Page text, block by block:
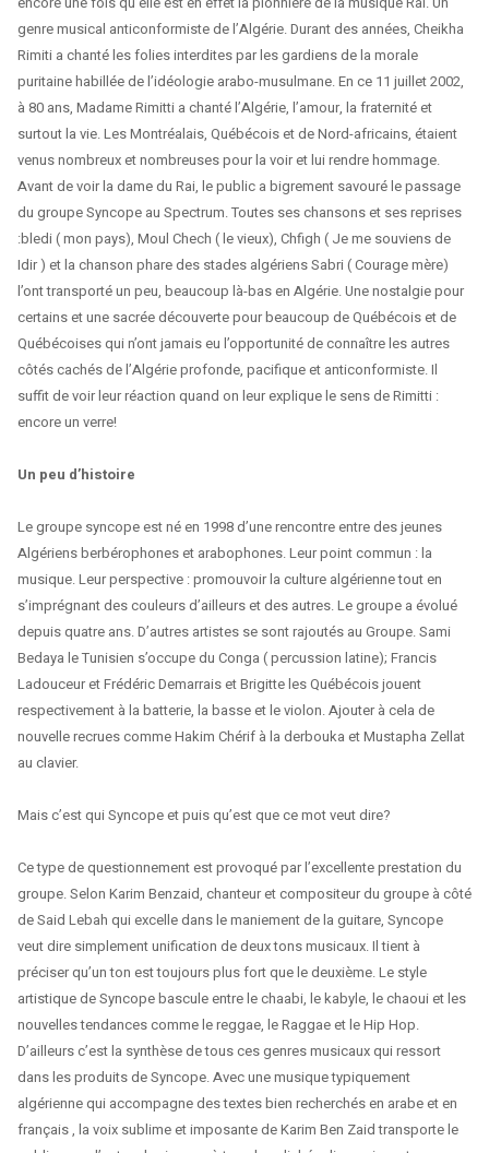
genre musical anticonformiste de l’Algérie. Durant des années, Cheikha
Rimiti a chanté les folies interdites par les gardiens de la morale
puritaine habillée de l’idéologie arabo-musulmane. En ce 11 juillet 2002,
à 80 ans, Madame Rimitti a chanté l’Algérie, l’amour, la fraternité et
surtout la vie. Les Montréalais, Québécois et de Nord-africains, étaient
venus nombreux et nombreuses pour la voir et lui rendre hommage.
Avant de voir la dame du Rai, le public a bigrement savouré le passage
du groupe Syncope au Spectrum. Toutes ses chansons et ses reprises
:bledi ( mon pays), Moul Chech ( le vieux), Chfigh ( Je me souviens de
Idir ) et la chanson phare des stades algériens Sabri ( Courage mère)
l’ont transporté un peu, beaucoup là-bas en Algérie. Une nostalgie pour
certains et une sacrée découverte pour beaucoup de Québécois et de
Québécoises qui n’ont jamais eu l’opportunité de connaître les autres
côtés cachés de l’Algérie profonde, pacifique et anticonformiste. Il
suffit de voir leur réaction quand on leur explique le sens de Rimitti :
encore un verre!
Un peu d’histoire
Le groupe syncope est né en 1998 d’une rencontre entre des jeunes
Algériens berbérophones et arabophones. Leur point commun : la
musique. Leur perspective : promouvoir la culture algérienne tout en
s’imprégnant des couleurs d’ailleurs et des autres. Le groupe a évolué
depuis quatre ans. D’autres artistes se sont rajoutés au Groupe. Sami
Bedaya le Tunisien s’occupe du Conga ( percussion latine); Francis
Ladouceur et Frédéric Demarrais et Brigitte les Québécois jouent
respectivement à la batterie, la basse et le violon. Ajouter à cela de
nouvelle recrues comme Hakim Chérif à la derbouka et Mustapha Zellat
au clavier.
Mais c’est qui Syncope et puis qu’est que ce mot veut dire?
Ce type de questionnement est provoqué par l’excellente prestation du
groupe. Selon Karim Benzaid, chanteur et compositeur du groupe à côté
de Said Lebah qui excelle dans le maniement de la guitare, Syncope
veut dire simplement unification de deux tons musicaux. Il tient à
préciser qu’un ton est toujours plus fort que le deuxième. Le style
artistique de Syncope bascule entre le chaabi, le kabyle, le chaoui et les
nouvelles tendances comme le reggae, le Raggae et le Hip Hop.
D’ailleurs c’est la synthèse de tous ces genres musicaux qui ressort
dans les produits de Syncope. Avec une musique typiquement
algérienne qui accompagne des textes bien recherchés en arabe et en
français , la voix sublime et imposante de Karim Ben Zaid transporte le